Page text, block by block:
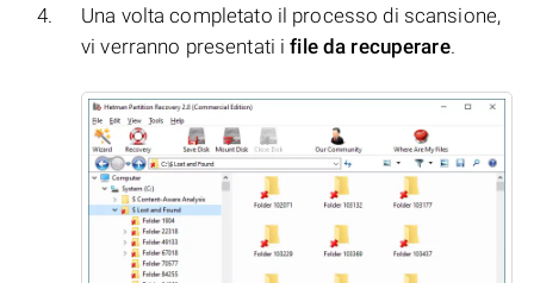
Una volta completato il processo di scansione,
vi verranno presentati ifile da recuperare.